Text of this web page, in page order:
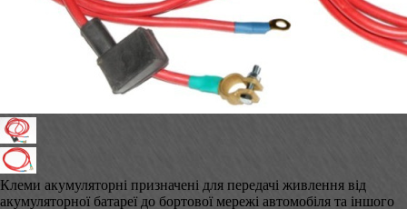
Клеми акумуляторні призначені для передачі живлення від
акумуляторної батареї до бортової мережі автомобіля та іншого